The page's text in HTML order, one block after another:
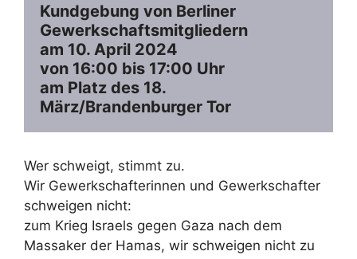
Kundgebung von Berliner
Gewerkschaftsmitgliedern
am 10. April 2024
von 16:00 bis 17:00 Uhr
am Platz des 18.
März/Brandenburger Tor
Wer schweigt, stimmt zu.
Wir Gewerkschafterinnen und Gewerkschafter
schweigen nicht:
zum Krieg Israels gegen Gaza nach dem
Massaker der Hamas, wir schweigen nicht zu